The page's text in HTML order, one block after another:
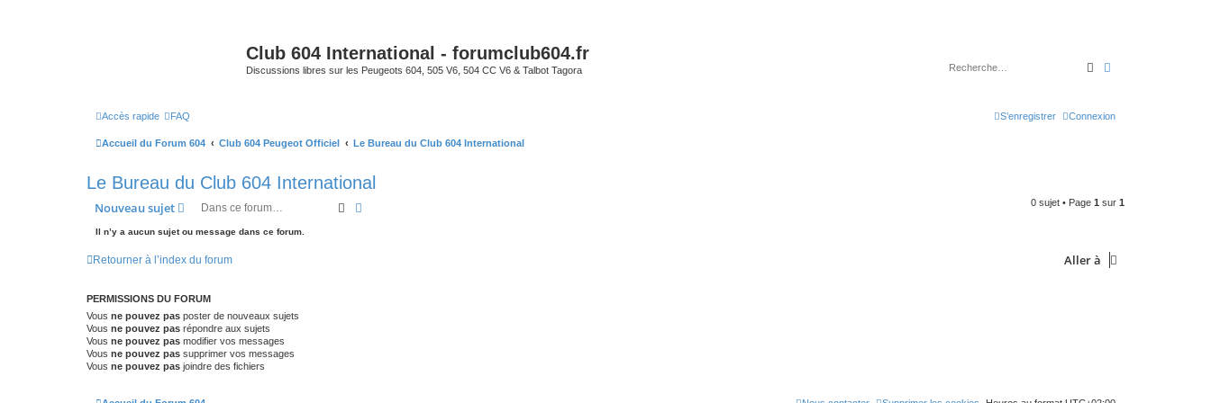
Club 604 International - forumclub604.fr
Discussions libres sur les Peugeots 604, 505 V6, 504 CC V6 & Talbot Tagora Rechercher
Accès rapide FAQ Connexion
S’enregistrer
Accueil du Forum 604 Club 604 Peugeot Officiel Le Bureau du Club 604 International
Le Bureau du Club 604 International
Nouveau sujet Rechercher 0 sujet • Page 1 sur 1
Il n’y a aucun sujet ou message dans ce forum.
Retourner à l’index du forum Aller à
PERMISSIONS DU FORUM
Vous ne pouvez pas poster de nouveaux sujets
Vous ne pouvez pas répondre aux sujets
Vous ne pouvez pas modifier vos messages
Vous ne pouvez pas supprimer vos messages
Vous ne pouvez pas joindre des fichiers